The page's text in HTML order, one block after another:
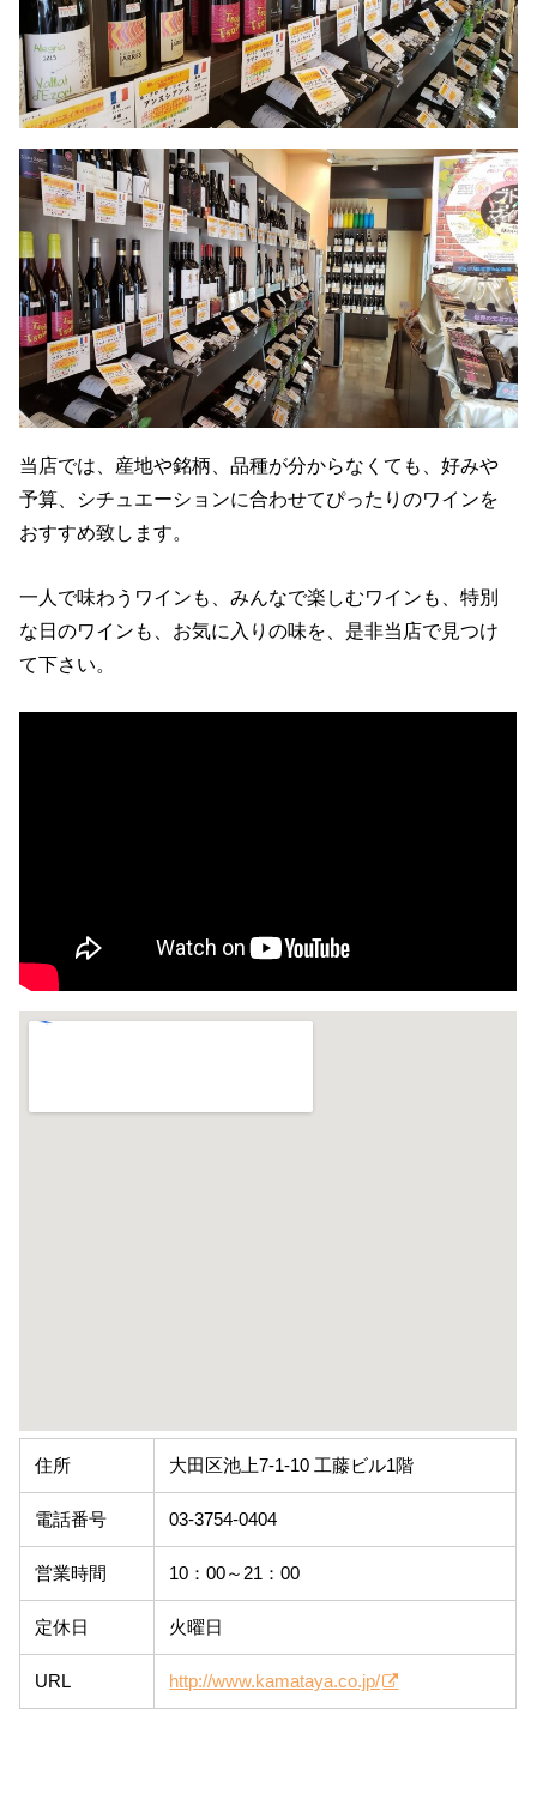
当店では、産地や銘柄、品種が分からなくても、好みや
予算、シチュエーションに合わせてぴったりのワインを
おすすめ致します。
一人で味わうワインも、みんなで楽しむワインも、特別
な日のワインも、お気に入りの味を、是非当店で見つけ
て下さい。
住所 大田区池上7-1-10 工藤ビル1階
電話番号 03-3754-0404
営業時間 10：00～21：00
定休日 火曜日
URL http://www.kamataya.co.jp/